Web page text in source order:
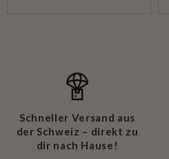
Schneller Versand aus
der Schweiz – direkt zu
dir nach Hause!